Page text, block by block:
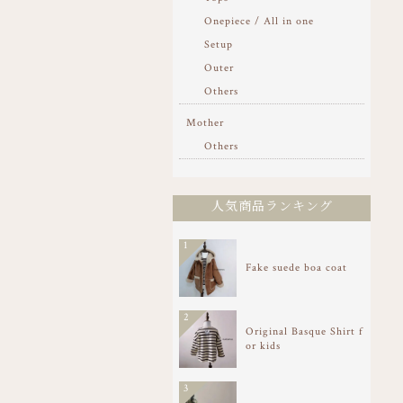
Onepiece / All in one
Setup
Outer
Others
Mother
Others
人気商品ランキング
Fake suede boa coat
1
Original Basque Shirt f
or kids
2
3